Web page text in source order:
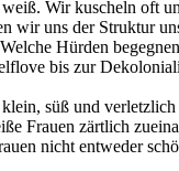
Wir kuscheln oft
wir uns der Struktur
Hürden
bis zur
süß und verletzlich
Frauen zärtlich
nicht entweder